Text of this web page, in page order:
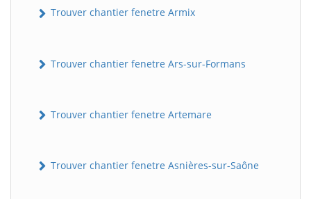
Trouver chantier fenetre Armix
Trouver chantier fenetre Ars-sur-Formans
Trouver chantier fenetre Artemare
Trouver chantier fenetre Asnières-sur-Saône